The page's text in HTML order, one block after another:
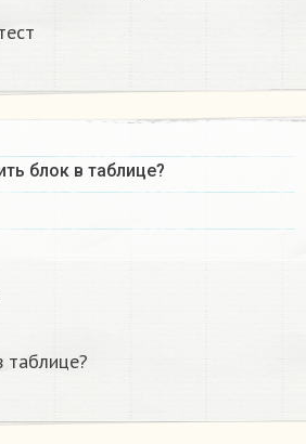
блок в таблице?​
таблице?​